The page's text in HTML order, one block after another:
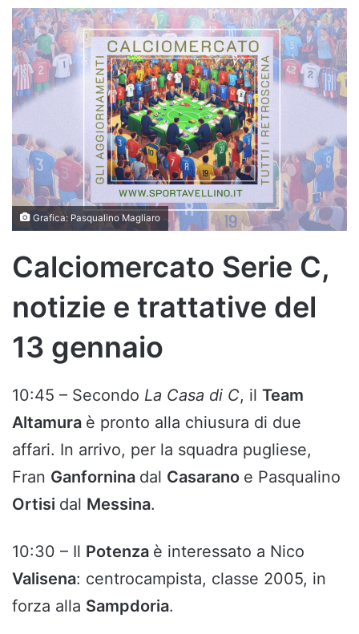
Grafica: Pasqualino Magliaro
Calciomercato Serie C,
notizie e trattative del
13 gennaio
10:45 – Secondo La Casa di C, il Team
Altamura è pronto alla chiusura di due
affari. In arrivo, per la squadra pugliese,
Fran Ganfornina dal Casarano e Pasqualino
Ortisi dal Messina.
10:30 – Il Potenza è interessato a Nico
Valisena: centrocampista, classe 2005, in
forza alla Sampdoria.